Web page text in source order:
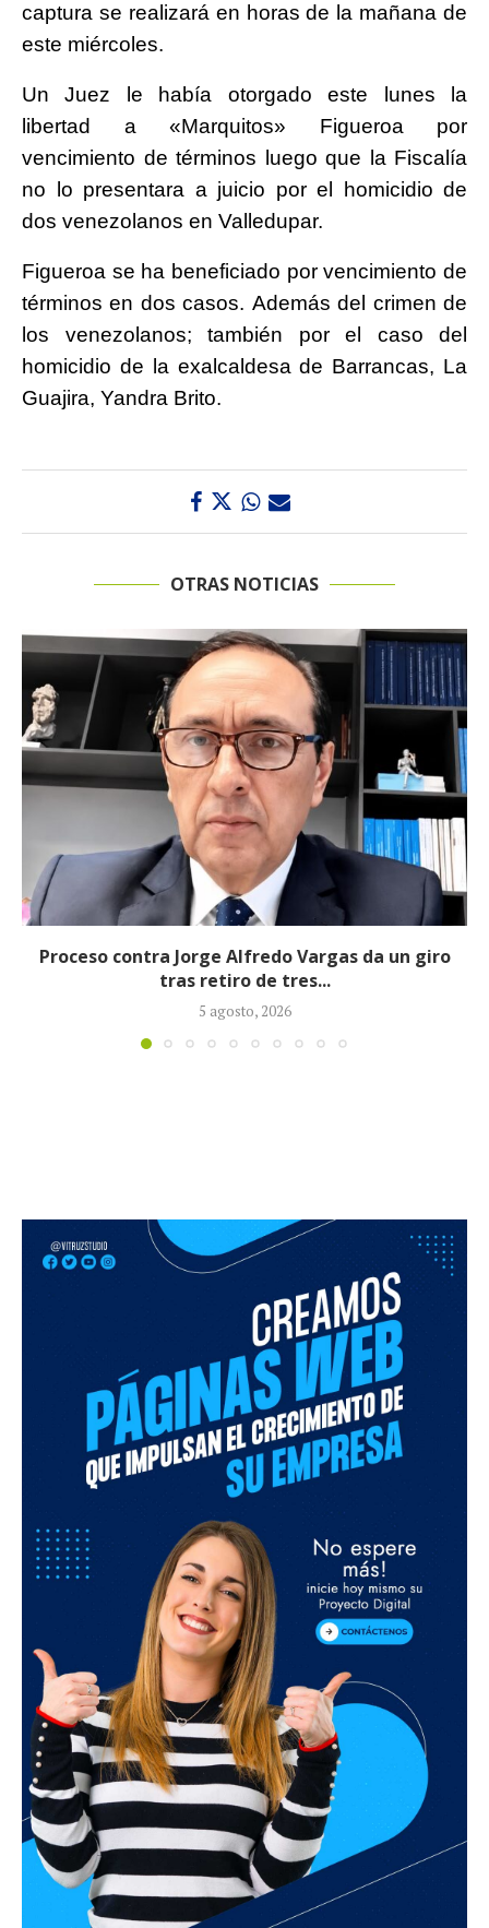
captura se realizará en horas de la mañana de
este miércoles.
Un Juez le había otorgado este lunes la
libertad a «Marquitos» Figueroa por
vencimiento de términos luego que la Fiscalía
no lo presentara a juicio por el homicidio de
dos venezolanos en Valledupar.
Figueroa se ha beneficiado por vencimiento de
términos en dos casos. Además del crimen de
los venezolanos; también por el caso del
homicidio de la exalcaldesa de Barrancas, La
Guajira, Yandra Brito.
OTRAS NOTICIAS
Fiscalía imputó cargos contra alias ‘Calarcá’ como
persona ausente por múltiples delitos
4 agosto, 2026